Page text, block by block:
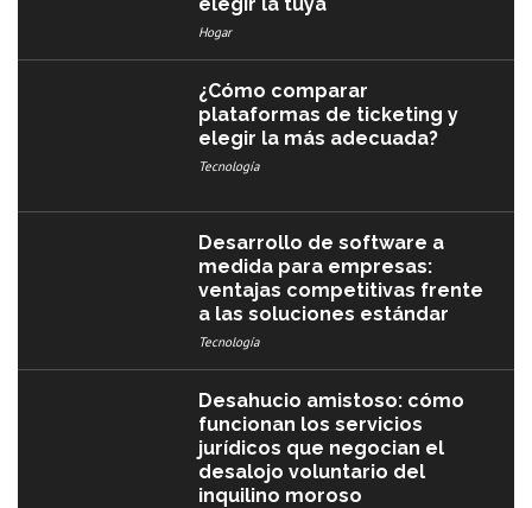
Hogar
¿Cómo comparar
plataformas de ticketing y
elegir la más adecuada?
Tecnología
Desarrollo de software a
medida para empresas:
ventajas competitivas frente
a las soluciones estándar
Tecnología
Desahucio amistoso: cómo
funcionan los servicios
jurídicos que negocian el
desalojo voluntario del
inquilino moroso